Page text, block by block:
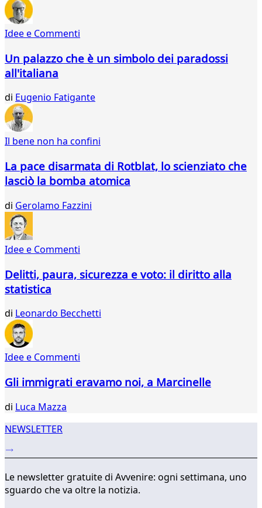
Idee e Commenti
Un palazzo che è un simbolo dei paradossi
all'italiana
di Eugenio Fatigante
Il bene non ha confini
La pace disarmata di Rotblat, lo scienziato che
lasciò la bomba atomica
di Gerolamo Fazzini
Idee e Commenti
Delitti, paura, sicurezza e voto: il diritto alla
statistica
di Leonardo Becchetti
Idee e Commenti
Gli immigrati eravamo noi, a Marcinelle
di Luca Mazza
NEWSLETTER
Le newsletter gratuite di Avvenire: ogni settimana, uno
sguardo che va oltre la notizia.